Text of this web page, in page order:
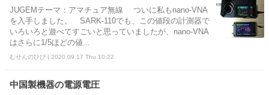
JUGEMテーマ：アマチュア無線 ついに私もnano-VNA
を入手しました。 SARK-110でも、この値段の計測器で
いろいろと遊べてすごいと思っていましたが、nano-VNA
はさらに1/5ほどの値...
むせんのひび | 2020.09.17 Thu 10:22
中国製機器の電源電圧